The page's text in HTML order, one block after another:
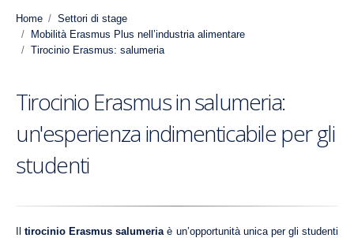
Home
Settori di stage
Mobilità Erasmus Plus nell’industria alimentare
Tirocinio Erasmus: salumeria
Tirocinio Erasmus in salumeria:
un'esperienza indimenticabile per gli
studenti
Iltirocinio Erasmus salumeriaè un’opportunità unica per gli studenti